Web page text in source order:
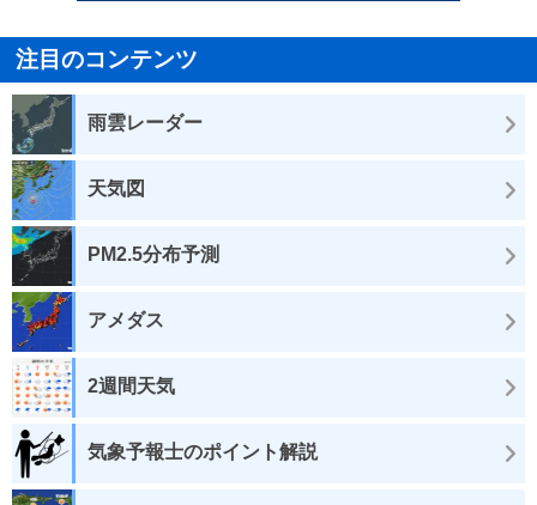
注目のコンテンツ
雨雲レーダー
天気図
PM2.5分布予測
アメダス
2週間天気
気象予報士のポイント解説